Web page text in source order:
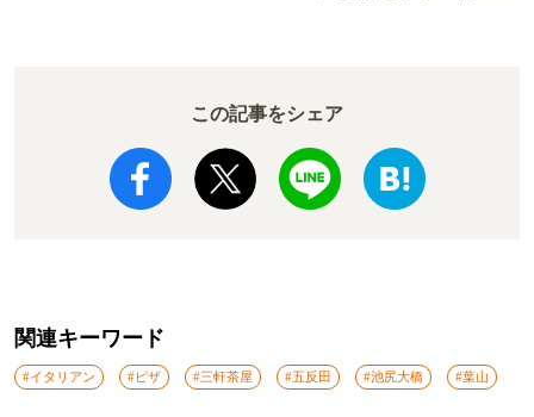
この記事をシェア
関連キーワード
#イタリアン #ピザ #三軒茶屋 #五反田 #池尻大橋 #葉山